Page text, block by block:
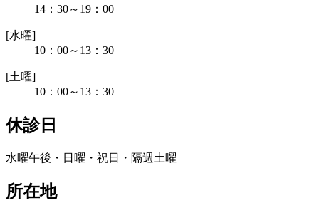
14：30～19：00
[水曜]
10：00～13：30
[土曜]
10：00～13：30
休診日
水曜午後・日曜・祝日・隔週土曜
所在地